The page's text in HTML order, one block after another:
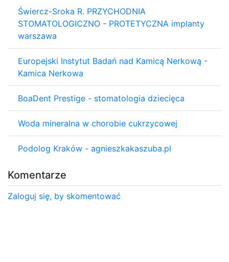
Świercz-Sroka R. PRZYCHODNIA
STOMATOLOGICZNO - PROTETYCZNA implanty
warszawa
Europejski Instytut Badań nad Kamicą Nerkową -
Kamica Nerkowa
BoaDent Prestige - stomatologia dziecięca
Woda mineralna w chorobie cukrzycowej
Podolog Kraków - agnieszkakaszuba.pl
Komentarze
Zaloguj się, by skomentować